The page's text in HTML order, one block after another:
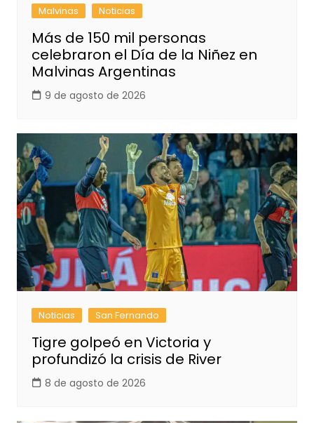
Malvinas Noticias
Más de 150 mil personas
celebraron el Día de la Niñez en
Malvinas Argentinas
9 de agosto de 2026
Noticias San Fernando
Tigre golpeó en Victoria y
profundizó la crisis de River
8 de agosto de 2026